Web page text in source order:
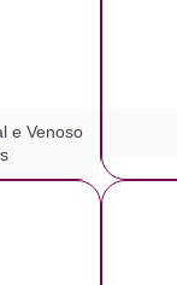
e Venoso